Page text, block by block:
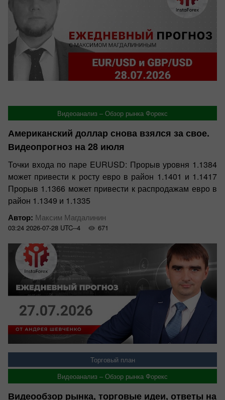
Видеоанализ – Обзор рынка Форекс
Американский доллар снова взялся за свое.
Видеопрогноз на 28 июля
Точки входа по паре EURUSD: Прорыв уровня 1.1384
может привести к росту евро в район 1.1401 и 1.1417
Прорыв 1.1366 может привести к распродажам евро в
район 1.1349 и 1.1335
Автор: Максим Магдалинин
03:24 2026-07-28 UTC--4 671
Торговый план
Видеоанализ – Обзор рынка Форекс
Видеообзор рынка, торговые идеи, ответы на